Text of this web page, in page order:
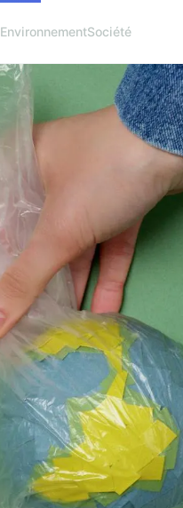
EnvironnementSociété